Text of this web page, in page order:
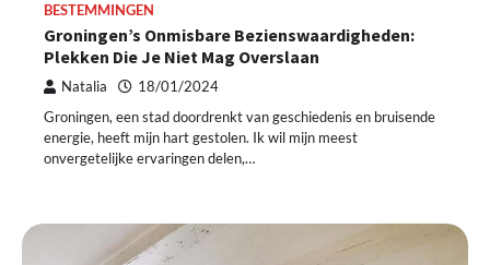
BESTEMMINGEN
Groningen’s Onmisbare Bezienswaardigheden:
Plekken Die Je Niet Mag Overslaan
Natalia 18/01/2024
Groningen, een stad doordrenkt van geschiedenis en bruisende
energie, heeft mijn hart gestolen. Ik wil mijn meest
onvergetelijke ervaringen delen,…